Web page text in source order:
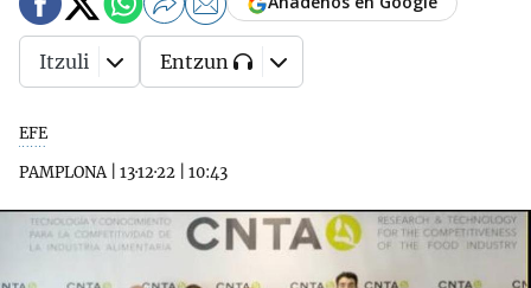
EFE
PAMPLONA| 13·12·22 10:43
Itzuli Entzun